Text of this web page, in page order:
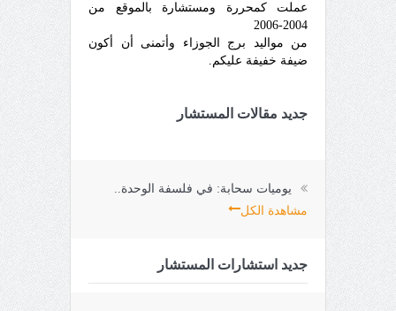
عملت كمحررة ومستشارة بالموقع من
2004-2006
من مواليد برج الجوزاء وأتمنى أن أكون
ضيفة خفيفة عليكم.
جديد مقالات المستشار
يوميات سحابة: في فلسفة الوحدة..
مشاهدة الكل
جديد استشارات المستشار